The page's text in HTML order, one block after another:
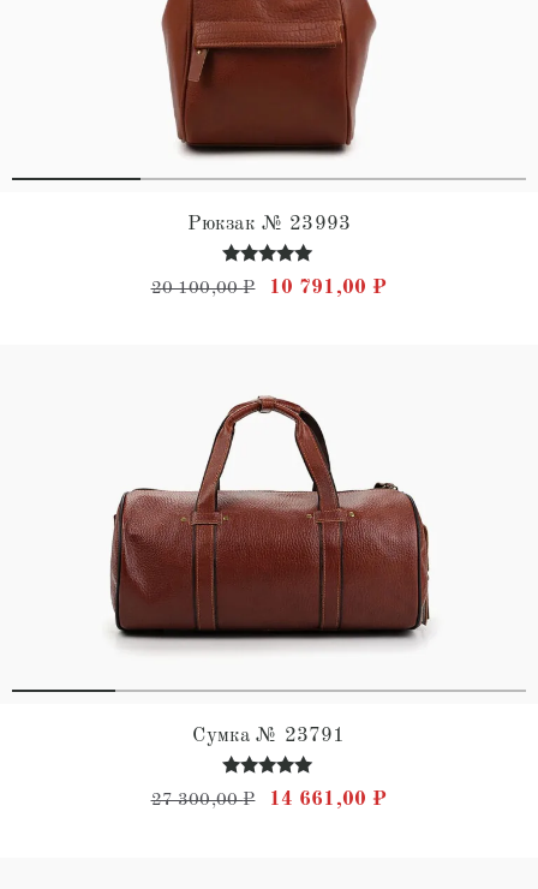
Рюкзак № 23993
Оценка
5.00
20 100,00₽ Первоначальная цена
10 791,00 ₽Текущая цена:
Сумка № 23791
Оценка
5.00
27 300,00₽ Первоначальная цена
14 661,00 ₽Текущая цена: